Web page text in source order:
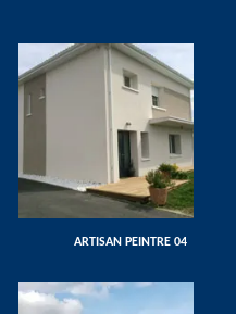
ARTISAN PEINTRE 04